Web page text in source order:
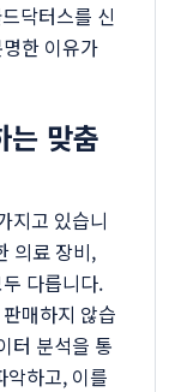
닥터스를 신
한 이유가
는 맞춤
지고 있습니
의료 장비,
다릅니다.
매하지 않습
터 분석을 통
악하고, 이를